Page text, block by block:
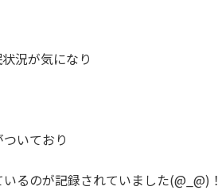
況が気になり
いており
るのが記録されていました(@_@)！